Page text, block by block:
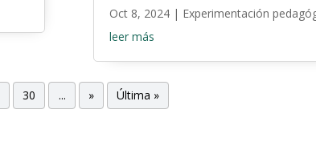
Oct 8, 2024| Experimentación
leer más
30 ... » Última »